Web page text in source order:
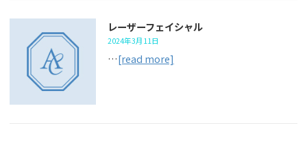
レーザーフェイシャル
2024年3月11日
…[read more]